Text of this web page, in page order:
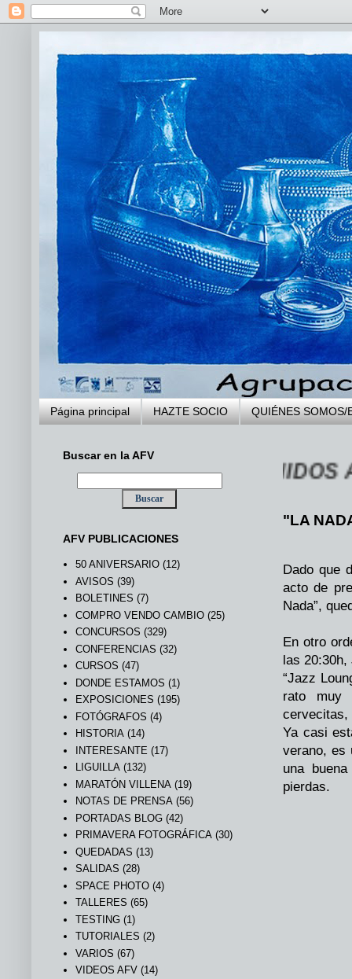
Página principal HAZTE SOCIO QUIÉNES SOMOS/
... BIENVENIDOS A LA
"LA
Dado que
acto de
Nada”,
En otro
las
“Jazz
rato muy
cervecitas,
Ya casi
verano, es
una
pierdas.
Buscar en la AFV
AFV PUBLICACIONES
50 ANIVERSARIO (12)
AVISOS (39)
BOLETINES (7)
COMPRO VENDO CAMBIO (25)
CONCURSOS (329)
CONFERENCIAS (32)
CURSOS (47)
DONDE ESTAMOS (1)
EXPOSICIONES (195)
FOTÓGRAFOS (4)
HISTORIA (14)
INTERESANTE (17)
LIGUILLA (132)
MARATÓN VILLENA (19)
NOTAS DE PRENSA (56)
PORTADAS BLOG (42)
PRIMAVERA FOTOGRÁFICA (30)
QUEDADAS (13)
SALIDAS (28)
SPACE PHOTO (4)
TALLERES (65)
TESTING (1)
TUTORIALES (2)
VARIOS (67)
VIDEOS AFV (14)